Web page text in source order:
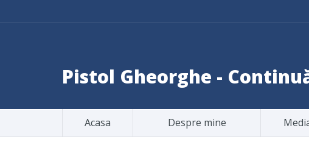
Pistol Gheorghe -
Acasa Despre mine